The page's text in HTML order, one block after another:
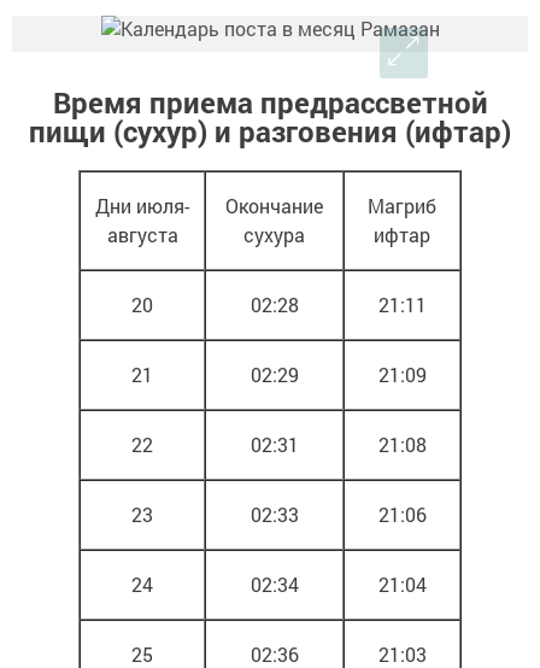
Время приема предрассветной
пищи (сухур) и разговения (ифтар)
Дни июля-
августа
Окончание
сухура
Магриб
ифтар
20 02:28 21:11
21 02:29 21:09
22 02:31 21:08
23 02:33 21:06
24 02:34 21:04
25 02:36 21:03